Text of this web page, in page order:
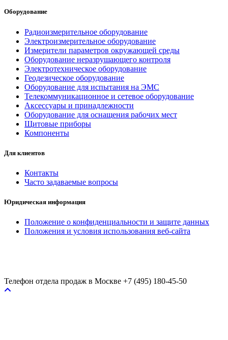
Оборудование
Радиоизмерительное оборудование
Электроизмерительное оборудование
Измерители параметров окружающей среды
Оборудование неразрушающего контроля
Электротехническое оборудование
Геодезическое оборудование
Оборудование для испытания на ЭМС
Телекоммуникационное и сетевое оборудование
Аксессуары и принадлежности
Оборудование для оснащения рабочих мест
Щитовые приборы
Компоненты
Для клиентов
Контакты
Часто задаваемые вопросы
Юридическая информация
Положение о конфиденциальности и защите данных
Положения и условия использования веб-сайта
Телефон отдела продаж в Москве +7 (495) 180-45-50